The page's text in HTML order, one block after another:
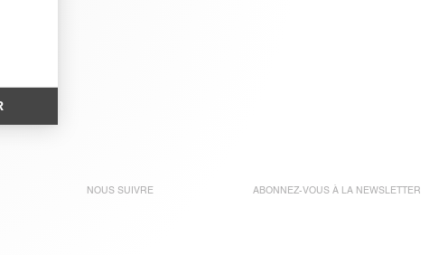
NOUS SUIVRE ABONNEZ-VOUS À LA NEWSLETTER